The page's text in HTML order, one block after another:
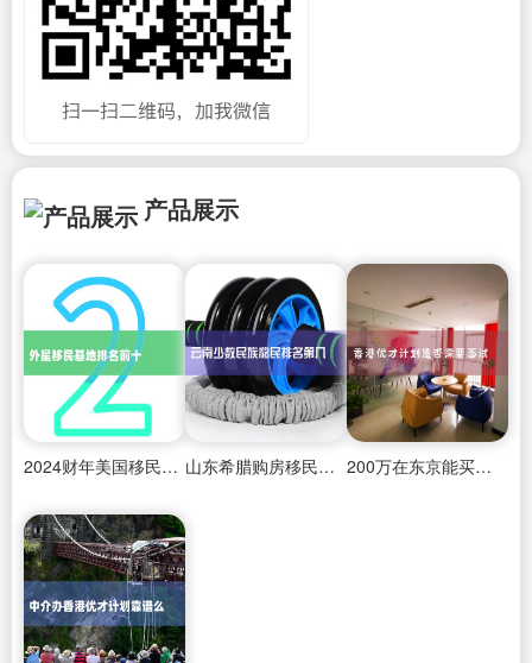
产品展示
2024财年美国移民排期 山东希腊购房移民热线电话查询 200万在东京能买房吗吗多少钱一平方